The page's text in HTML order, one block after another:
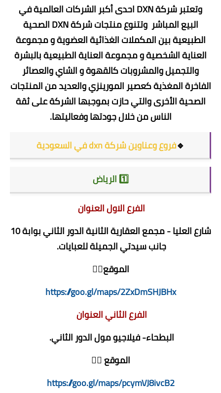
وتعتبر شركة DXN احدى أكبر الشركات العالمية في
البيع المباشر وتتنوع منتجات شركة DXN الصحية
الطبيعية بين المكملات الغذائية العضوية و مجموعة
العناية الشخصية و مجموعة العناية الطبيعية بالبشرة
والتجميل والمشروبات كالقهوة و الشاي والعصائر
الفاخرة المغذية كعصير المورينزي والعديد من المنتجات
الصحية الأخرى والتي حازت بموجبها الشركة على ثقة
الناس من خلال جودتها وفعاليتها.
🔹فروع وعناوين شركة dxn في السعودية
1️⃣ الرياض
الفرع الاول العنوان
شارع العليا - مجمع العقارية الثانية الدور الثاني بوابة 10
جانب سيدتي الجميلة للعبايات.
الموقع👇🏻
https://goo.gl/maps/2ZxDmSHJBHx
الفرع الثاني العنوان
البطحاء- فيلاجيو مول الدور الثاني.
الموقع 👇🏻
https://goo.gl/maps/pcymVJ8ivcB2